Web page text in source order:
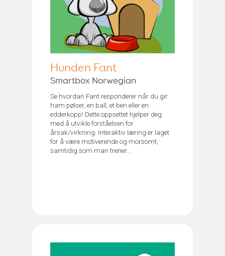
Hunden Fant
Smartbox Norwegian
Se hvordan Fant responderer når du gir
ham pølser, en ball, et ben eller en
edderkopp! Dette oppsettet hjelper deg
med å utvikle forståelsen for
årsak/virkning. Interaktiv læring er laget
for å være motiverende og morsomt,
samtidig som man trener...